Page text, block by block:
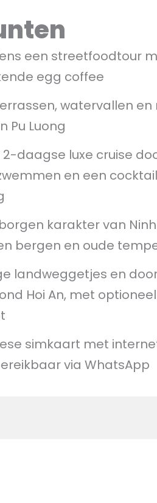
een streetfoodtour
egg coffee
watervallen en
Pu Luong
daagse luxe cruise
en een
karakter van
bergen en oude
landweggetjes en
Hoi An, met
simkaart met
via WhatsApp